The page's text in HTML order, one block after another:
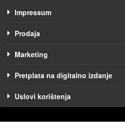
Impressum
Prodaja
Marketing
Pretplata na digitalno izdanje
Uslovi korištenja